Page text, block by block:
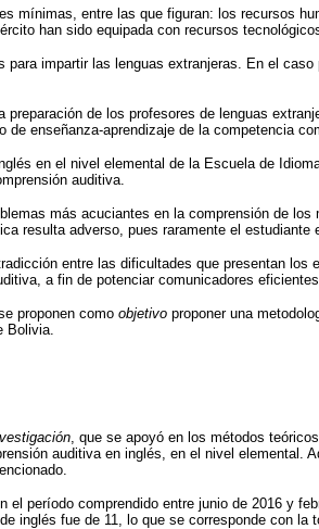
mínimas, entre las que figuran: los recursos
han sido equipada con recursos
impartir las lenguas extranjeras. En el
de los profesores de lenguas
enseñanza-aprendizaje de la competencia
en el nivel elemental de la Escuela de
auditiva.
más acuciantes en la comprensión de
resulta adverso, pues raramente el
entre las dificultades que presentan
a fin de potenciar comunicadores
proponen como objetivo proponer una
Bolivia.
, que se apoyó en los métodos
auditiva en inglés, en el nivel elemental.
período comprendido entre junio de 2016 y
inglés fue de 11, lo que se corresponde con